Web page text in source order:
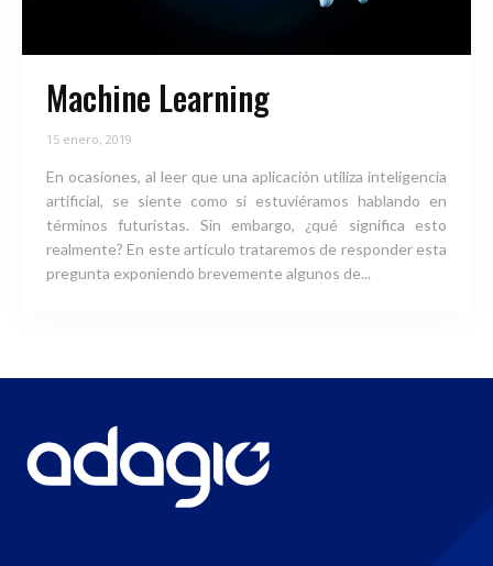
Machine Learning
15 enero, 2019
En ocasiones, al leer que una aplicación utiliza inteligencia
artificial, se siente como si estuviéramos hablando en
términos futuristas. Sin embargo, ¿qué significa esto
realmente? En este artículo trataremos de responder esta
pregunta exponiendo brevemente algunos de...